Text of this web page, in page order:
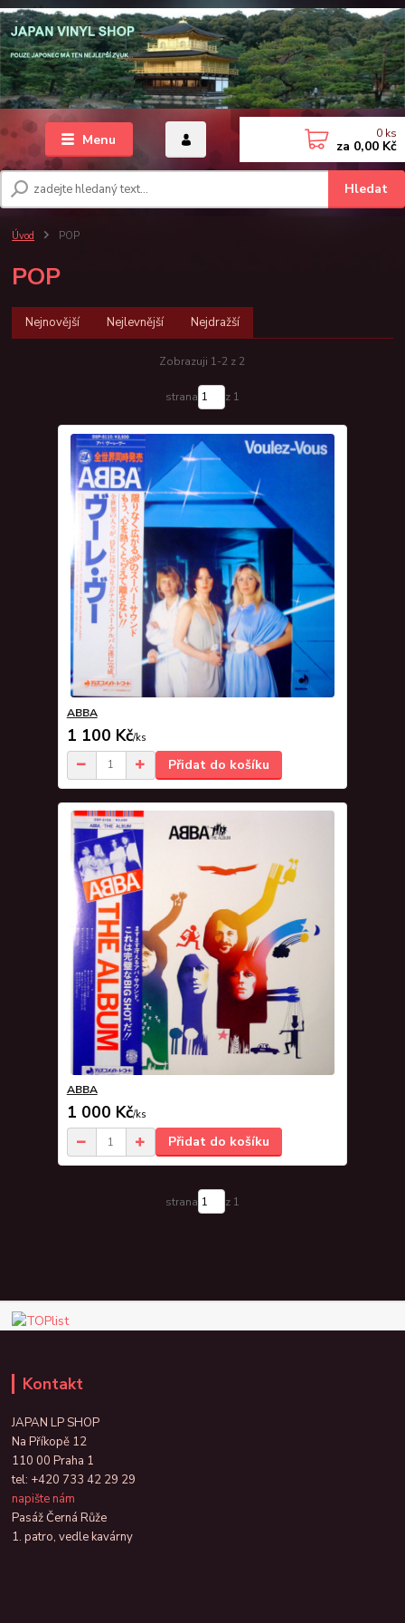
Menu
Hledat
0 ks
za 0,00 Kč
Úvod POP
POP
Nejnovější Nejlevnější Nejdražší
Zobrazuji 1-2 z 2
strana z 1
ABBA
1 100 Kč/ks
Přidat do košíku
ABBA
1 000 Kč/ks
Přidat do košíku
strana z 1
Kontakt
JAPAN LP SHOP
Na Příkopě 12
110 00 Praha 1
tel: +420 733 42 29 29
napište nám
Pasáž Černá Růže
1. patro, vedle kavárny